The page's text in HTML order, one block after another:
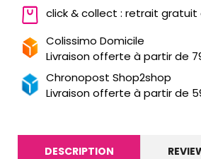
click & collect : retrait gratuit
Colissimo Domicile
Livraison offerte à partir de
Chronopost Shop2shop
Livraison offerte à partir de
DESCRIPTION